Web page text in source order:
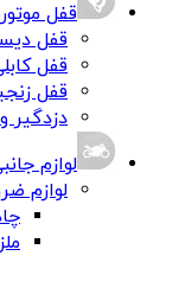
قفل
قفل
قفل
قفل
دزدگیر
لوازم
لوازم